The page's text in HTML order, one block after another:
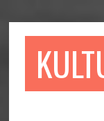
till
till
sidofältet
till